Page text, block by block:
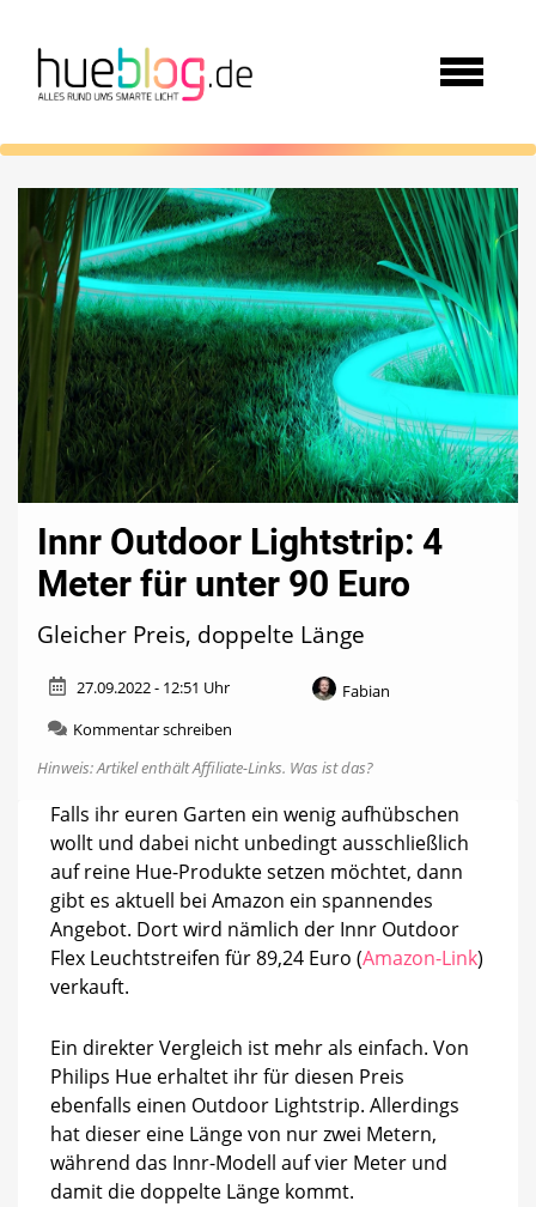
Innr Outdoor Lightstrip: 4
Meter für unter 90 Euro
Gleicher Preis, doppelte Länge
27.09.2022 - 12:51 Uhr
Fabian
Kommentar schreiben
Outdoor
4
Meter
für
90
Euro
Hinweis: Artikel enthält Affiliate-Links. Was ist das?
Falls ihr euren Garten ein wenig aufhübschen
wollt und dabei nicht unbedingt ausschließlich
auf reine Hue-Produkte setzen möchtet, dann
gibt es aktuell bei Amazon ein spannendes
Angebot. Dort wird nämlich der Innr Outdoor
Flex Leuchtstreifen für 89,24 Euro (Amazon-Link)
verkauft.
Ein direkter Vergleich ist mehr als einfach. Von
Philips Hue erhaltet ihr für diesen Preis
ebenfalls einen Outdoor Lightstrip. Allerdings
hat dieser eine Länge von nur zwei Metern,
während das Innr-Modell auf vier Meter und
damit die doppelte Länge kommt.